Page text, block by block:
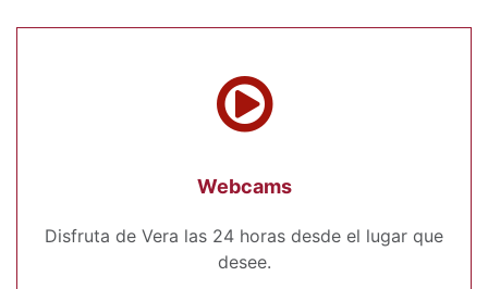
Webcams
Disfruta de Vera las 24 horas desde el lugar que
desee.